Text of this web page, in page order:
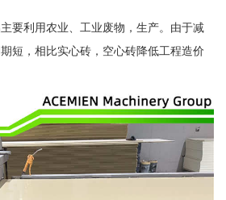
要利用农业、工业废物，生产。由于减
短，相比实心砖，空心砖降低工程造价